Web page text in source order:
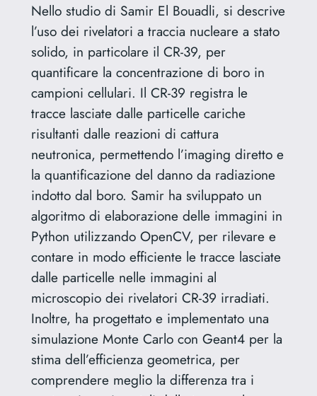
Nello studio di Samir El Bouadli, si descrive
l’uso dei rivelatori a traccia nucleare a stato
solido, in particolare il CR-39, per
quantificare la concentrazione di boro in
campioni cellulari. Il CR-39 registra le
tracce lasciate dalle particelle cariche
risultanti dalle reazioni di cattura
neutronica, permettendo l’imaging diretto e
la quantificazione del danno da radiazione
indotto dal boro. Samir ha sviluppato un
algoritmo di elaborazione delle immagini in
Python utilizzando OpenCV, per rilevare e
contare in modo efficiente le tracce lasciate
dalle particelle nelle immagini al
microscopio dei rivelatori CR-39 irradiati.
Inoltre, ha progettato e implementato una
simulazione Monte Carlo con Geant4 per la
stima dell’efficienza geometrica, per
comprendere meglio la differenza tra i